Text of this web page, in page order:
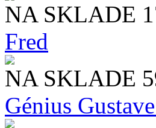
NA SKLADE
Fred
NA SKLADE
Génius